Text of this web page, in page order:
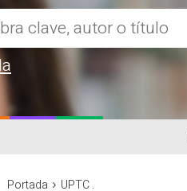
DE
Portada › UPTC .